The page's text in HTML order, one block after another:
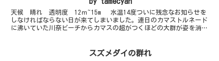
天候 晴れ 透明度 12ｍ~15m 水温14度ついに残念なお知らせを
しなければならない日が来てしまいました。連日のカマストルネード
に沸いていた川奈ビーチからカマスの超がつくほどの大群が姿を消し
スズメダイの群れ